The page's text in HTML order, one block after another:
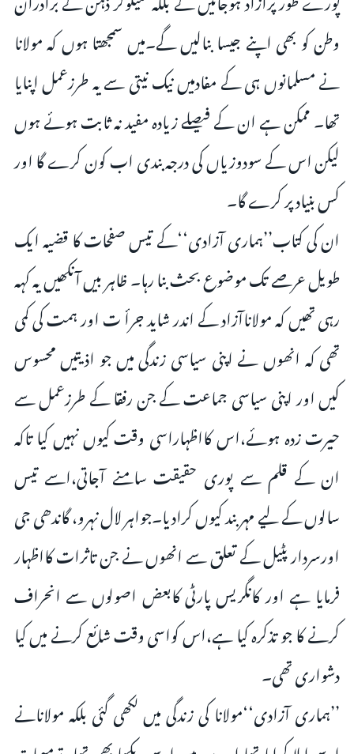
وطن کو بھی اپنے جیسا بنالیں گے۔میں سمجھتا ہوں کہ مولانا
نے مسلمانوں ہی کے مفادمیں نیک نیتی سے یہ طرزعمل اپنایا
تھا۔ ممکن ہے ان کے فیصلے زیادہ مفید نہ ثابت ہوئے ہوں
لیکن اس کے سودوزیاں کی درجہ بندی اب کون کرے گا اور
کس بنیاد پر کرے گا۔
ان کی کتاب’’ہماری آزادی‘‘کے تیس صفحات کا قضیہ ایک
طویل عرصے تک موضوع بحث بنا رہا۔ ظاہر بیں آنکھیں یہ کہہ
رہی تھیں کہ مولاناآزاد کے اندر شاید جرأ ت اور ہمت کی کمی
تھی کہ انھوں نے اپنی سیاسی زندگی میں جو اذیتیں محسوس
کیں اور اپنی سیاسی جماعت کے جن رفقا کے طرزعمل سے
حیرت زدہ ہوئے،اس کااظہاراسی وقت کیوں نہیں کیا تاکہ
ان کے قلم سے پوری حقیقت سامنے آجاتی،اسے تیس
سالوں کے لیے مہر بند کیوں کرادیا۔جواہر لال نہرو، گاندھی جی
اورسردار پٹیل کے تعلق سے انھوں نے جن تاثرات کااظہار
فرمایا ہے اور کانگریس پارٹی کابعض اصولوں سے انحراف
کرنے کا جو تذکرہ کیا ہے،اس کواسی وقت شائع کرنے میں کیا
دشواری تھی۔
’’ہماری آزادی‘‘مولانا کی زندگی میں لکھی گئی بلکہ مولانانے